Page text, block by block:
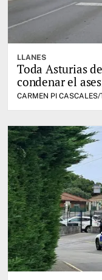
LLANES
Toda Asturias
condenar el
CARMEN PI CASCALES/